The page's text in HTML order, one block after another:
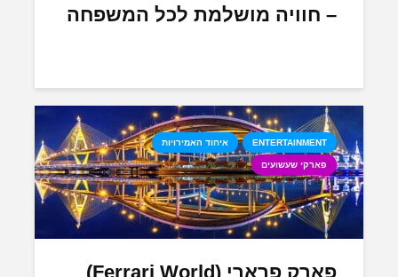
– חוויה מושלמת לכל המשפחה
ENTERTAINMENT איחוד האמירויות
פארקי שעשועים
פארק פרארי (Ferrari World)